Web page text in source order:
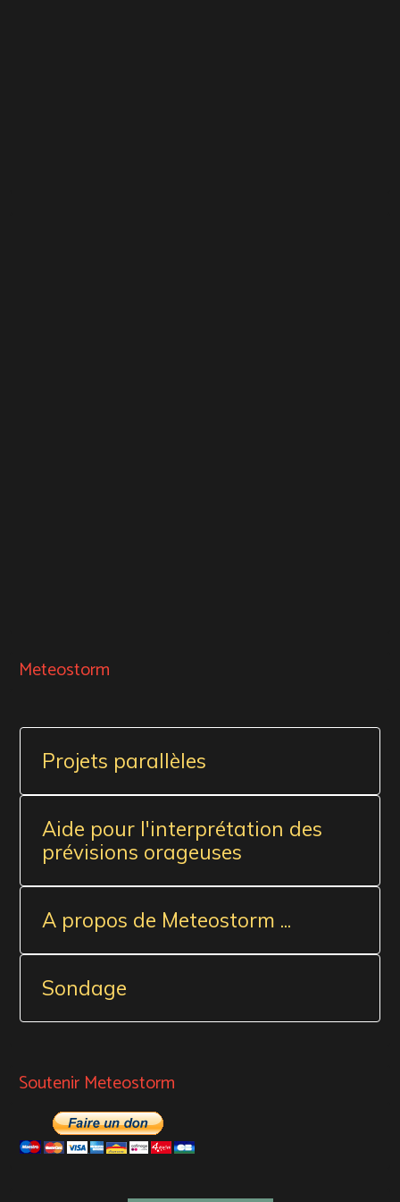
Meteostorm
Projets parallèles
Aide pour l'interprétation des
prévisions orageuses
A propos de Meteostorm ...
Sondage
Soutenir Meteostorm